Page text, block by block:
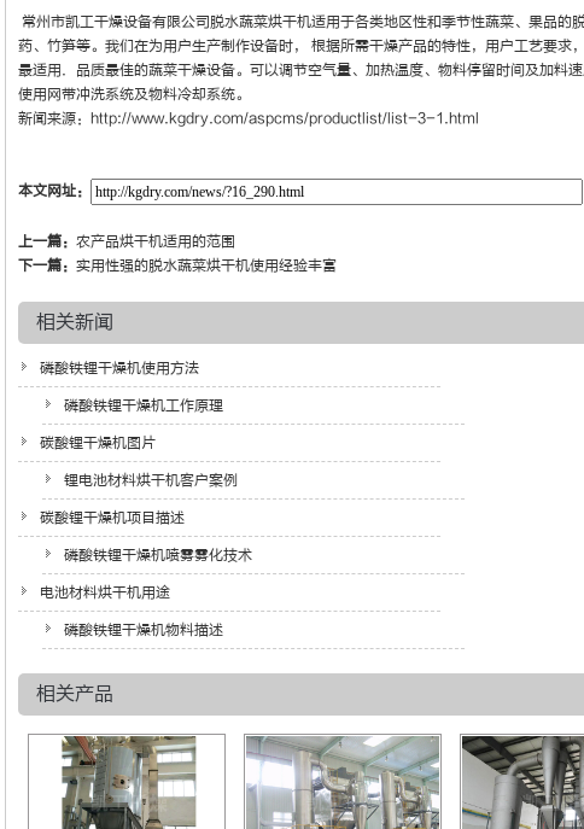
常州市凯工干燥设备有限公司 脱水蔬菜烘干机适用于各类地区性和季节性蔬菜、果品的
药、竹笋等。我们在为用户生产制作设备时， 根据所需干燥产品的特性，用户工艺要求
最适用．品质最佳的蔬菜干燥设备。可以调节空气量、加热温度、物料停留时间及加料
使用网带冲洗系统及物料冷却系统。
新闻来源： http://www.kgdry.com/aspcms/productlist/list-3-1.html
本文网址：
上一篇： 农产品烘干机适用的范围
下一篇： 实用性强的脱水蔬菜烘干机使用经验丰富
相关新闻
磷酸铁锂干燥机使用方法
磷酸铁锂干燥机工作原理
碳酸锂干燥机图片
锂电池材料烘干机客户案例
碳酸锂干燥机项目描述
磷酸铁锂干燥机喷雾雾化技术
电池材料烘干机用途
磷酸铁锂干燥机物料描述
相关产品